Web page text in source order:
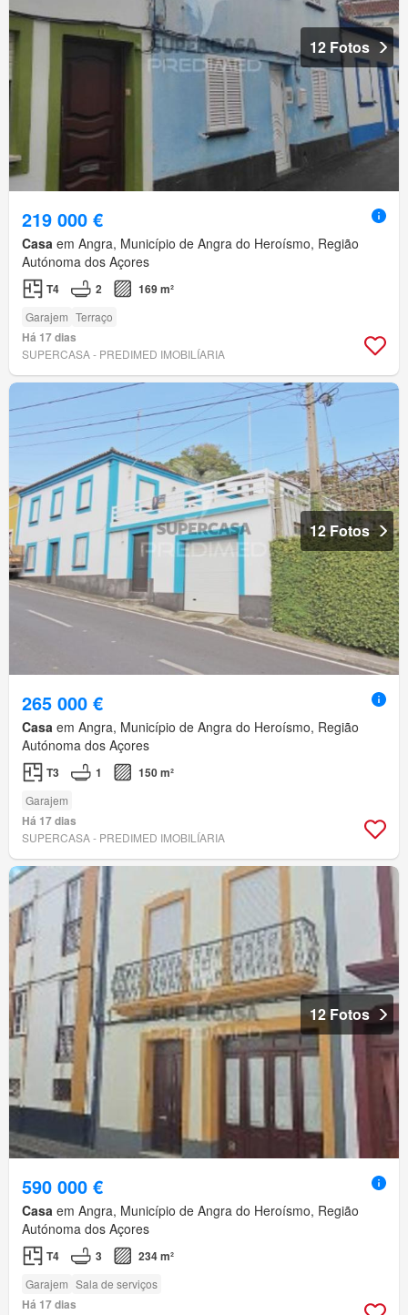
12 Fotos
219 000 €
Casa em Angra, Município de Angra do Heroísmo, Região
Autónoma dos Açores
T4 2 169 m²
Garajem Terraço
Há 17 dias
SUPERCASA - PREDIMED IMOBILÍARIA
12 Fotos
265 000 €
Casa em Angra, Município de Angra do Heroísmo, Região
Autónoma dos Açores
T3 1 150 m²
Garajem
Há 17 dias
SUPERCASA - PREDIMED IMOBILÍARIA
12 Fotos
590 000 €
Casa em Angra, Município de Angra do Heroísmo, Região
Autónoma dos Açores
T4 3 234 m²
Garajem Sala de serviços
Há 17 dias